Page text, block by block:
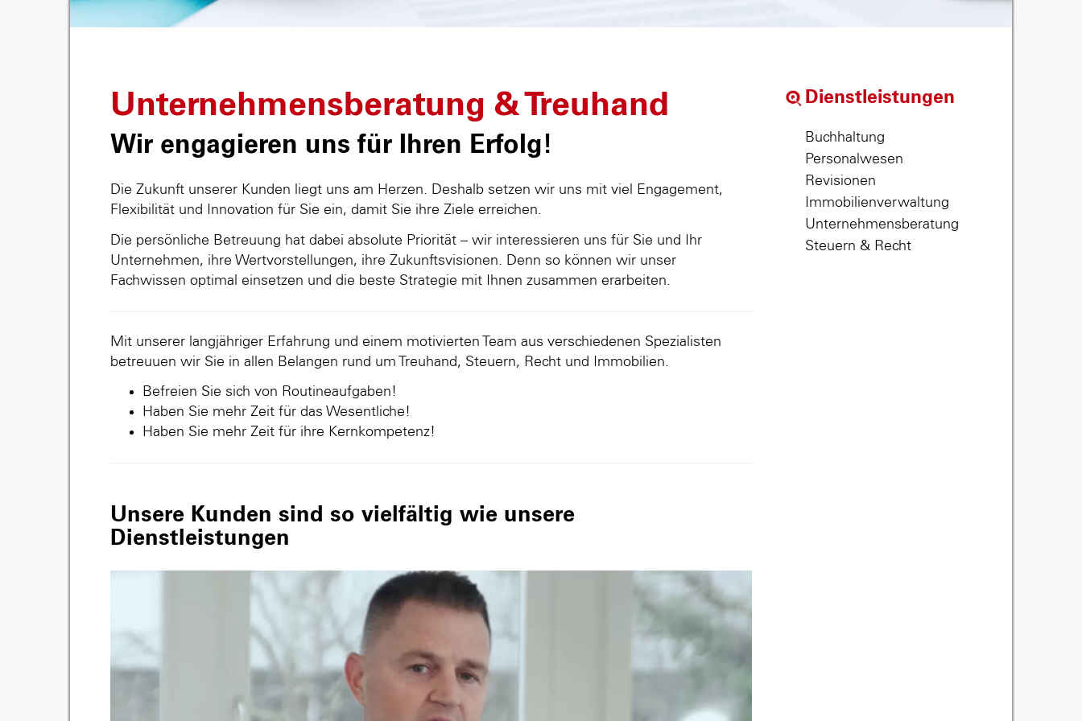
Unternehmensberatung & Treuhand
Wir engagieren uns für Ihren Erfolg!
Die Zukunft unserer Kunden liegt uns am Herzen. Deshalb setzen wir uns mit viel Engagement,
Flexibilität und Innovation für Sie ein, damit Sie ihre Ziele erreichen.
Die persönliche Betreuung hat dabei absolute Priorität – wir interessieren uns für Sie und Ihr
Unternehmen, ihre Wertvorstellungen, ihre Zukunftsvisionen. Denn so können wir unser
Fachwissen optimal einsetzen und die beste Strategie mit Ihnen zusammen erarbeiten.
Mit unserer langjähriger Erfahrung und einem motivierten Team aus verschiedenen Spezialisten
betreuuen wir Sie in allen Belangen rund um Treuhand, Steuern, Recht und Immobilien.
Befreien Sie sich von Routineaufgaben!
Haben Sie mehr Zeit für das Wesentliche!
Haben Sie mehr Zeit für ihre Kernkompetenz!
Unsere Kunden sind so vielfältig wie unsere
Dienstleistungen
Dienstleistungen
Buchhaltung
Personalwesen
Revisionen
Immobilienverwaltung
Unternehmensberatung
Steuern & Recht